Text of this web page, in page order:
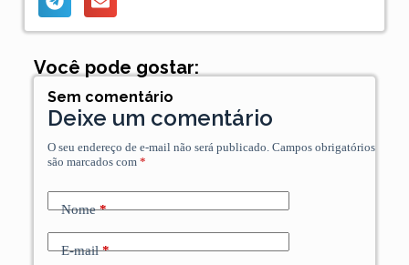
Você pode gostar:
Sem comentário
Deixe um comentário
O seu endereço de e-mail não será publicado. Campos obrigatórios
são marcados com *
Nome*
E-mail*